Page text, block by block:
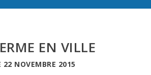
EN VILLE
22 NOVEMBRE 2015